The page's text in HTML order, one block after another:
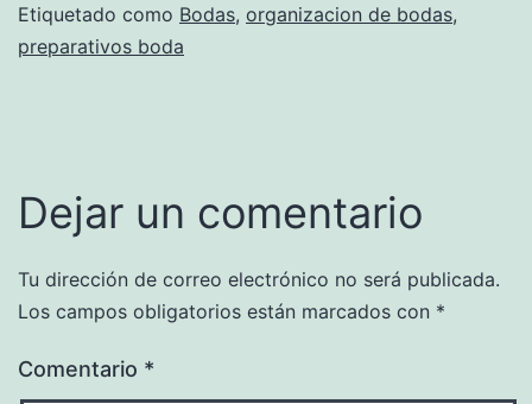
Etiquetado como Bodas, organizacion de bodas,
preparativos boda
Dejar un comentario
Tu dirección de correo electrónico no será publicada.
Los campos obligatorios están marcados con *
Comentario *